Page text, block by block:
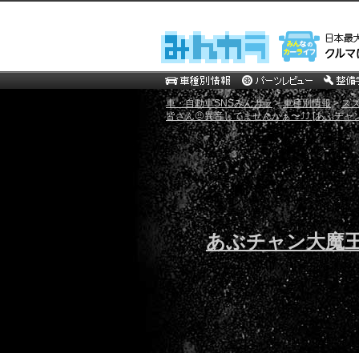
車・自動車SNSみんカラ>車種別情報>ス
皆さん🤨異音してませんかぁ〜⤴️⤴️ [あぶチャ
あぶチャン大魔